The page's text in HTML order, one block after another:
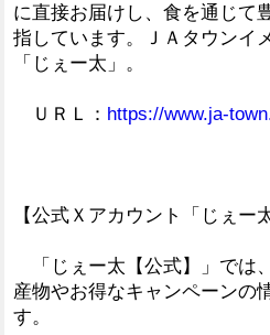
に直接お届けし、食を通じて
指しています。ＪＡタウンイ
「じぇー太」。
ＵＲＬ： https://www.ja-
【公式Ｘアカウント「じぇー
「じぇー太【公式】」では
産物やお得なキャンペーンの
す。